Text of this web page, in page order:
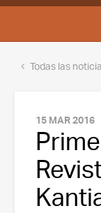
Todas las
15 MAR 2016